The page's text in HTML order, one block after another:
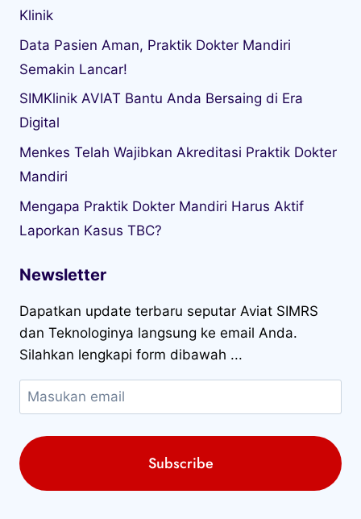
Klinik
Data Pasien Aman, Praktik Dokter Mandiri
Semakin Lancar!
SIMKlinik AVIAT Bantu Anda Bersaing di Era
Digital
Menkes Telah Wajibkan Akreditasi Praktik Dokter
Mandiri
Mengapa Praktik Dokter Mandiri Harus Aktif
Laporkan Kasus TBC?
Newsletter
Dapatkan update terbaru seputar Aviat SIMRS
dan Teknologinya langsung ke email Anda.
Silahkan lengkapi form dibawah ...